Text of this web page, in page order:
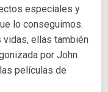
especiales y
lo conseguimos.
vidas, ellas también
por John
películas de